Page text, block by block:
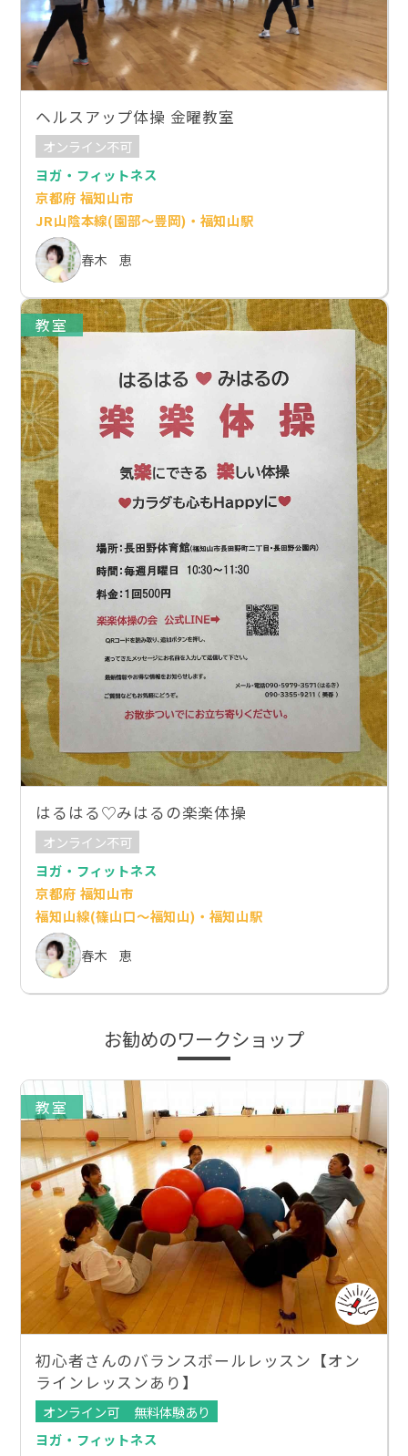
ヘルスアップ体操 金曜教室
オンライン不可
ヨガ・フィットネス
京都府 福知山市
JR山陰本線(園部～豊岡)・福知山駅
春木 恵
教室
はるはる♡みはるの楽楽体操
オンライン不可
ヨガ・フィットネス
京都府 福知山市
福知山線(篠山口～福知山)・福知山駅
春木 恵
お勧めのワークショップ
教室
初心者さんのバランスボールレッスン【オン
ラインレッスンあり】
オンライン可
無料体験あり
ヨガ・フィットネス